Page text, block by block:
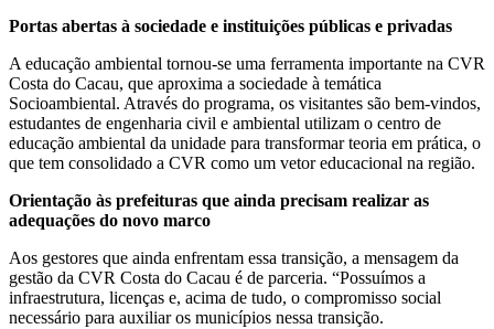
Portas abertas à sociedade e instituições públicas e privadas
A educação ambiental tornou-se uma ferramenta importante na CVR
Costa do Cacau, que aproxima a sociedade à temática
Socioambiental. Através do programa, os visitantes são bem-vindos,
estudantes de engenharia civil e ambiental utilizam o centro de
educação ambiental da unidade para transformar teoria em prática, o
que tem consolidado a CVR como um vetor educacional na região.
Orientação às prefeituras que ainda precisam realizar as
adequações do novo marco
Aos gestores que ainda enfrentam essa transição, a mensagem da
gestão da CVR Costa do Cacau é de parceria. “Possuímos a
infraestrutura, licenças e, acima de tudo, o compromisso social
necessário para auxiliar os municípios nessa transição.